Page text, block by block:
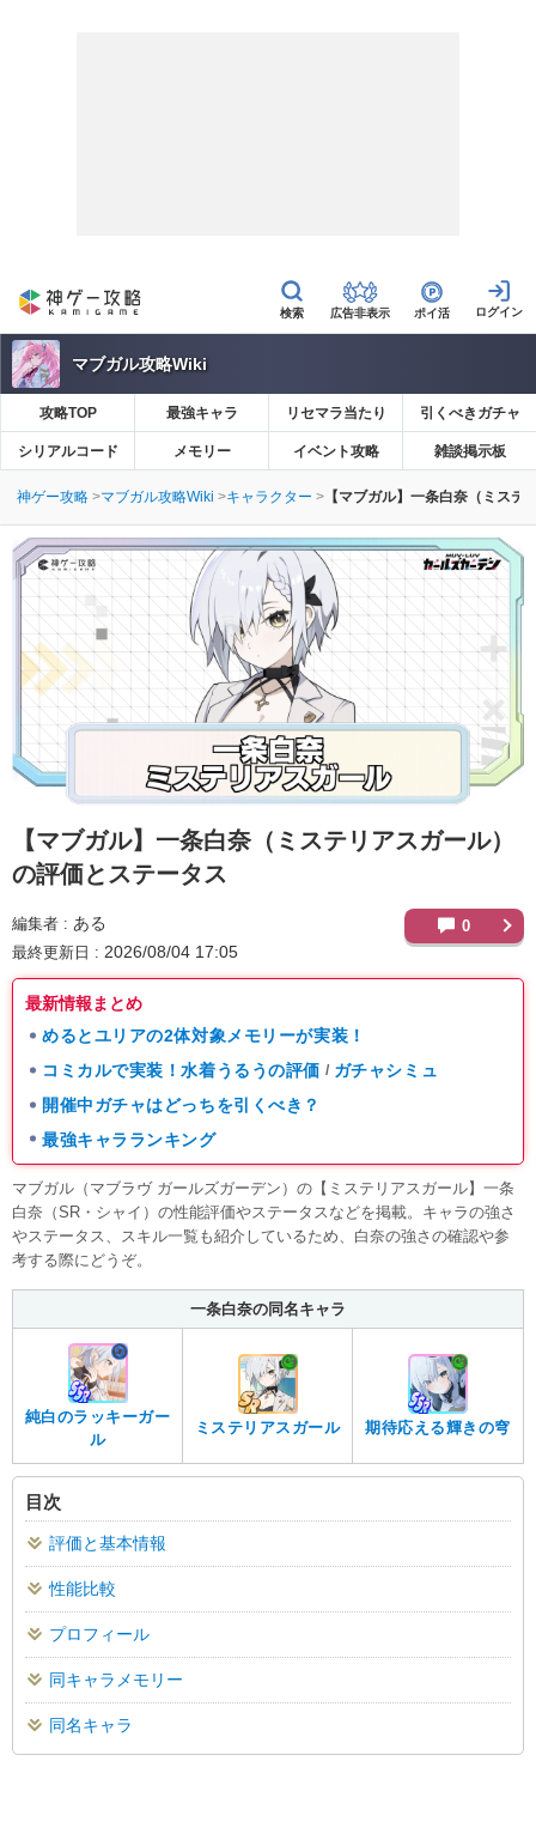
広告非表示 ポイ活
マブガル攻略Wiki
攻略TOP 最強キャラ リセマラ当たり 引くべきガチャ
シリアルコード メモリー イベント攻略 雑談掲示板
神ゲー攻略 マブガル攻略Wiki キャラクター 【マブガル】一条白奈（ミス
【マブガル】 一条白奈（ミステリアスガール）
の評価とステータス
編集者 ある
最終更新日 2026/08/04 17:05
0
最新情報まとめ
めるとユリアの2体対象メモリーが実装！
コミカルで実装！水着うるうの評価 / ガチャシミュ
開催中ガチャはどっちを引くべき？
最強キャラランキング
マブガル（マブラヴ ガールズガーデン）の【ミステリアスガール】一条
白奈（SR・シャイ）の性能評価やステータスなどを掲載。キャラの強さ
やステータス、スキル一覧も紹介しているため、白奈の強さの確認や参
考する際にどうぞ。
一条白奈の同名キャラ
純白のラッキーガー
ル
ミステリアスガール 期待応える輝きの穹
目次
評価と基本情報
性能比較
プロフィール
同キャラメモリー
同名キャラ